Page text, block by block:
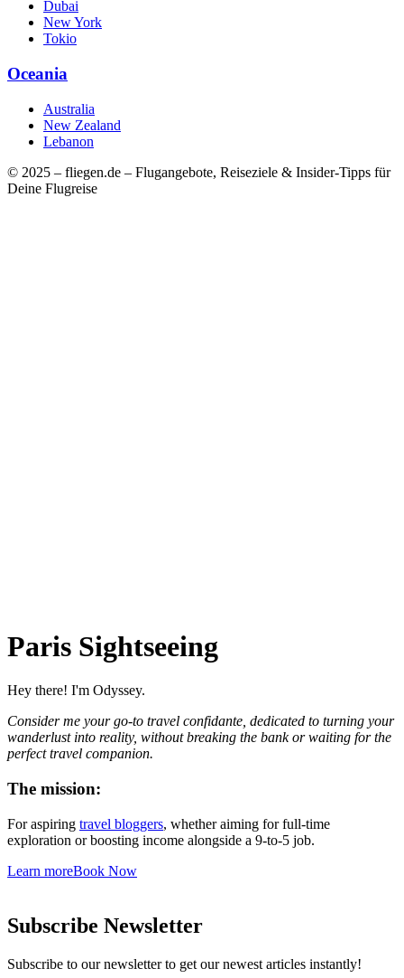
Dubai
New York
Tokio
Oceania
Australia
New Zealand
Lebanon
© 2025 – fliegen.de – Flugangebote, Reiseziele & Insider-Tipps für
Deine Flugreise
Paris Sightseeing
Hey there! I'm Odyssey.
Consider me your go-to travel confidante, dedicated to turning your
wanderlust into reality, without breaking the bank or waiting for the
perfect travel companion.
The mission:
For aspiring travel bloggers, whether aiming for full-time
exploration or boosting income alongside a 9-to-5 job.
Learn moreBook Now
Subscribe Newsletter
Subscribe to our newsletter to get our newest articles instantly!